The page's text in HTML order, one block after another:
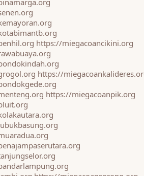
https://miegacoancikini.org
https://
https://miegacoanpik.org